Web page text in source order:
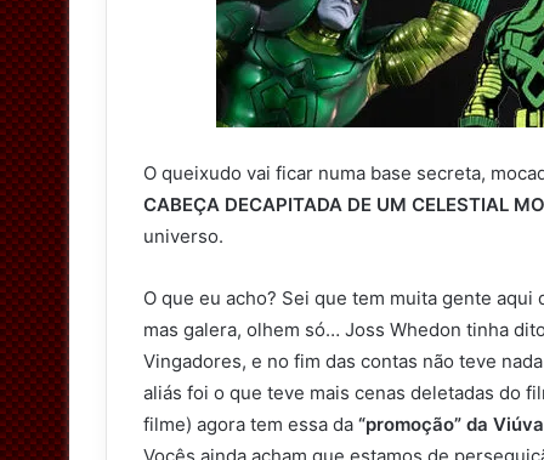
O queixudo vai ficar numa base secreta,
CABEÇA DECAPITADA DE UM CELESTIAL
universo.
O que eu acho? Sei que tem muita gente
mas galera, olhem só… Joss Whedon tinha
Vingadores, e no fim das contas não teve
aliás foi o que teve mais cenas deletadas do
filme) agora tem essa da “promoção” da